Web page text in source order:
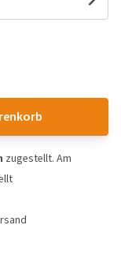
zugestellt. Am